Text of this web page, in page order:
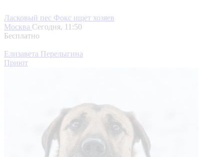
Ласковый пес Фокс ищет хозяев
Москва Сегодня, 11:50
Бесплатно
Елизавета Перелыгина
Приют